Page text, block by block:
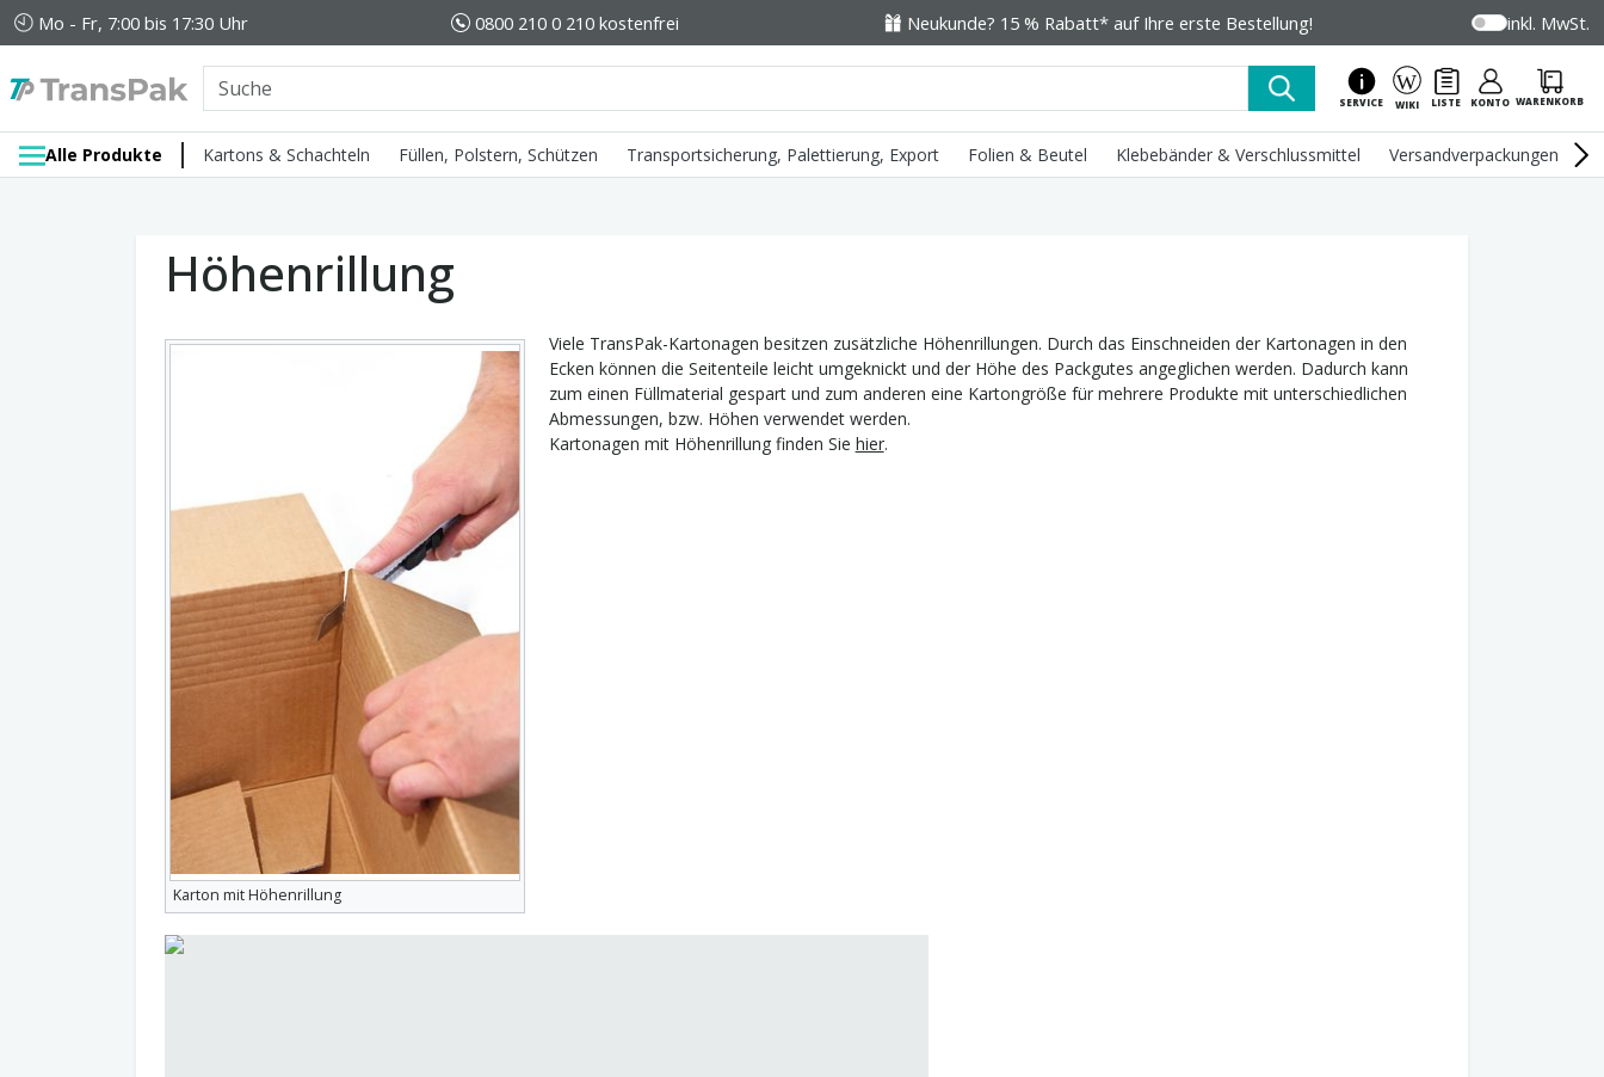
Mo - Fr, 7:00 bis 17:30 Uhr 0800 210 0 210 kostenfrei Neukunde? 15 % Rabatt* auf Ihre erste Bestellung! inkl. MwSt.
SERVICE WIKI LISTE KONTO WARENKORB
Alle Produkte Kartons & Schachteln Füllen, Polstern, Schützen Transportsicherung, Palettierung, Export Folien & Beutel Klebebänder & Verschlussmittel Versandverpackungen
Höhenrillung
Karton mit Höhenrillung
Viele TransPak-Kartonagen besitzen zusätzliche Höhenrillungen. Durch das Einschneiden der Kartonagen in den
Ecken können die Seitenteile leicht umgeknickt und der Höhe des Packgutes angeglichen werden. Dadurch kann
zum einen Füllmaterial gespart und zum anderen eine Kartongröße für mehrere Produkte mit unterschiedlichen
Abmessungen, bzw. Höhen verwendet werden.
Kartonagen mit Höhenrillung finden Sie hier.